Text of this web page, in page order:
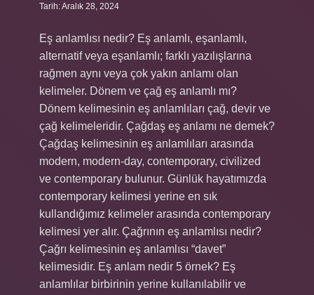
Tarih: Aralık 28, 2024
Eş anlamlısı nedir? Eş anlamlı, eşanlamlı,
alternatif veya eşanlamlı; farklı yazılışlarına
rağmen aynı veya çok yakın anlamı olan
kelimeler. Dönem ve çağ eş anlamlı mı?
Dönem kelimesinin eş anlamlıları çağ, devir ve
çağ kelimeleridir. Çağdaş eş anlamı ne demek?
Çağdaş kelimesinin eş anlamlıları arasında
modern, modern-day, contemporary, civilized
ve contemporary bulunur. Günlük hayatımızda
contemporary kelimesi yerine en sık
kullandığımız kelimeler arasında contemporary
kelimesi yer alır. Çağrının eş anlamlısı nedir?
Çağrı kelimesinin eş anlamlısı “davet”
kelimesidir. Eş anlam nedir 5 örnek? Eş
anlamlılar birbirinin yerine kullanılabilir ve